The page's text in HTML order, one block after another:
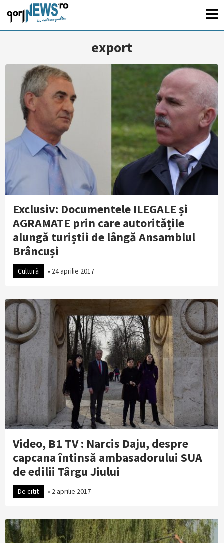
export
Exclusiv: Documentele ILEGALE și
AGRAMATE prin care autoritățile
alungă turiștii de lângă Ansamblul
Brâncuși
Cultură • 24 aprilie 2017
Video, B1 TV : Narcis Daju, despre
capcana întinsă ambasadorului SUA
de edilii Târgu Jiului
De citit • 2 aprilie 2017